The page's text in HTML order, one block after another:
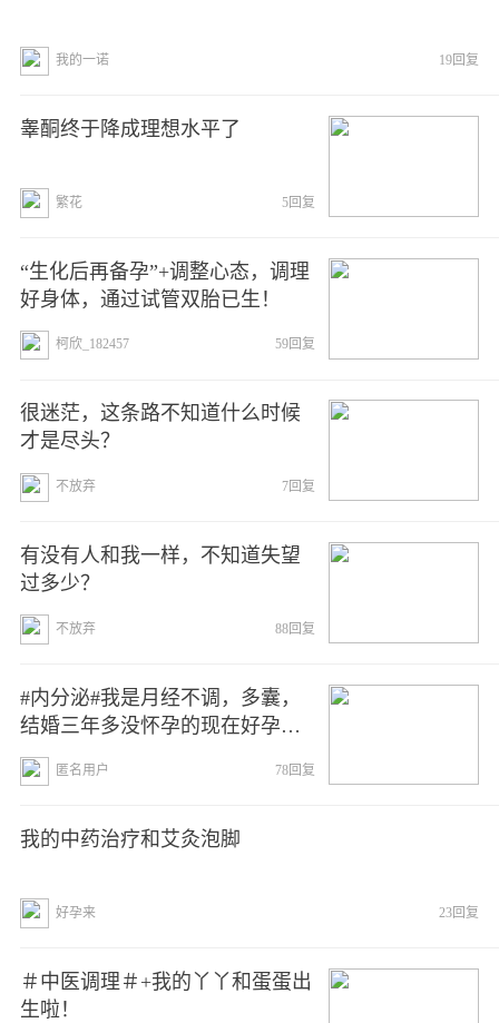
我的一诺 19回复
睾酮终于降成理想水平了
繁花 5回复
“生化后再备孕”+调整心态，调理
好身体，通过试管双胎已生！
柯欣_182457 59回复
很迷茫，这条路不知道什么时候
才是尽头？
不放弃 7回复
有没有人和我一样，不知道失望
过多少？
不放弃 88回复
#内分泌#我是月经不调，多囊，
结婚三年多没怀孕的现在好孕了
来给大家一些正能量
匿名用户 78回复
我的中药治疗和艾灸泡脚
好孕来 23回复
＃中医调理＃+我的丫丫和蛋蛋出
生啦！